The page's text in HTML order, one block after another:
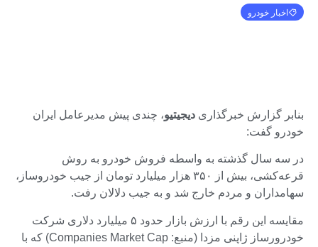
اخبار خودرو
بنابر گزارش خبرگذاری دیجیتیو، چندی پیش مدیرعامل ایران
خودرو گفت:
در سه سال گذشته به واسطه فروش خودرو به روش
قرعه‌کشی، بیش از ۳۵۰ هزار میلیارد تومان از جیب خودروساز،
سهامداران و مردم خارج شد و به جیب دلالان رفت.
مقایسه این رقم با ارزش بازار حدود ۵ میلیارد دلاری شرکت
خودرورساز ژاپنی مزدا (منبع: Companies Market Cap) که با